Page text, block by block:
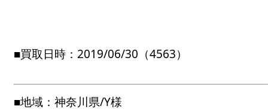
■買取日時：2019/06/30（4563）
■地域：神奈川県/Y様